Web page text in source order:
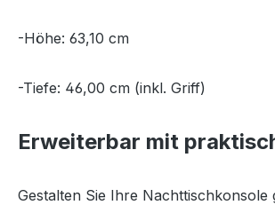
-Höhe: 63,10 cm
-Tiefe: 46,00 cm (inkl. Griff)
Erweiterbar mit
Gestalten Sie Ihre